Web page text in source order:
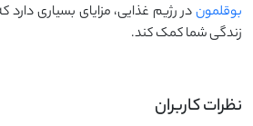
بوقلموندر رژیم غذایی، مزایای بسیاری
زندگی شما کمک کند.
نظرات کاربران